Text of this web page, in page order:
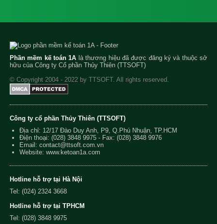
Phần mềm kế toán 1A là thương hiệu đã được đăng ký và thuộc sở
hữu của Công ty Cổ phần Thủy Thiên (TTSOFT)
© Copyright 2004 - 2022 by TTSOFT. All rights reserved.
Công ty cổ phần Thủy Thiên (TTSOFT)
Địa chỉ: 12/17 Đào Duy Anh, P9, Q.Phú Nhuận, TP.HCM
Điện thoại: (028) 3848 9975 - Fax: (028) 3848 9976
Email: contact@ttsoft.com.vn
Website: www.ketoan1a.com
Hotline hỗ trợ tại Hà Nội
Tel: (024) 2324 3668
Hotline hỗ trợ tại TPHCM
Tel: (028) 3848 9975